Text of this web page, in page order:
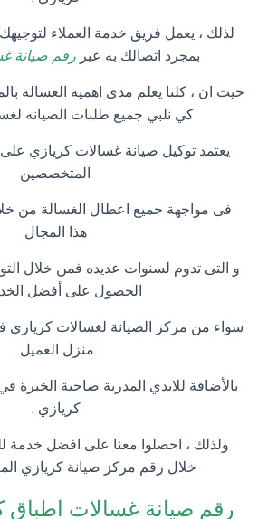
لذلك ، يعمل فريق خدمة العملاء
بمجرد اتصالك به عبررقم صيانة
حيث ان ، كلنا يعلم مدى اهمية الغسالة
كي نلبي جميع طلبات الصيانه
يعتمد توكيل صيانة غسالات كريازي
المتخصصين
فى مواجهة جميع اعطال الغسالة من
هذا المجال
و التى تدوم لسنوات عديده فمن خلال
الحصول على أفضل
سواء من مركز الصيانة لغسالات كريازي
منزل العميل.
بالأضافة للايدي المدربة صاحبة
كريازي .
ولذلك ، احصلوا معنا على افضل خدمة
خلال رقم مركز صيانة كريازي
رقم صيانة غسالات اطباق